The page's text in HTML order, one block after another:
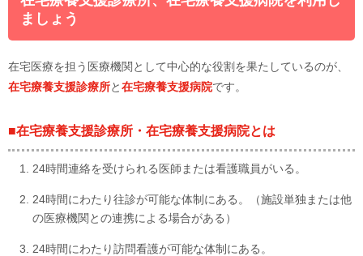
ましょう
在宅医療を担う医療機関として中心的な役割を果たしているのが、
在宅療養支援診療所と在宅療養支援病院です。
■在宅療養支援診療所・在宅療養支援病院とは
24時間連絡を受けられる医師または看護職員がいる。
24時間にわたり往診が可能な体制にある。（施設単独または他
の医療機関との連携による場合がある）
24時間にわたり訪問看護が可能な体制にある。